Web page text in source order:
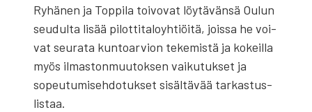
Ryhä­nen ja Top­pi­la toi­vo­vat löy­tä­vän­sä Oulun
seu­dul­ta lisää pilot­ti­ta­lo­yh­tiöi­tä, jois­sa he voi­
vat seu­ra­ta kun­toar­vion teke­mis­tä ja kokeil­la
myös ilmas­ton­muu­tok­sen vai­ku­tuk­set ja
sopeu­tu­mi­seh­do­tuk­set sisäl­tä­vää tar­kas­tus­
lis­taa.